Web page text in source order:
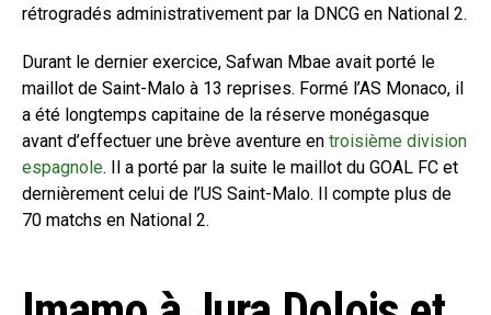
rétrogradés administrativement par la DNCG en National 2.
Durant le dernier exercice, Safwan Mbae avait porté le
maillot de Saint-Malo à 13 reprises. Formé l’AS Monaco, il
a été longtemps capitaine de la réserve monégasque
avant d’effectuer une brève aventure en troisième division
espagnole. Il a porté par la suite le maillot du GOAL FC et
dernièrement celui de l’US Saint-Malo. Il compte plus de
70 matchs en National 2.